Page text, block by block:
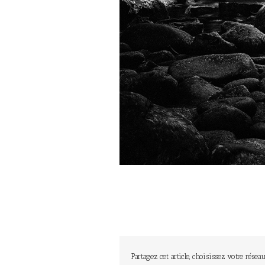
Partagez cet article, choisissez votre